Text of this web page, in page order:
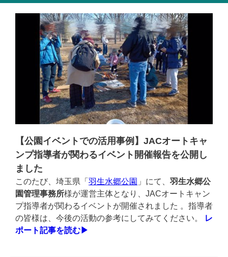
【公園イベントでの活用事例】JACオートキャ
ンプ指導者が関わるイベント開催報告を公開し
ました
このたび、埼玉県「 羽生水郷公園 」にて、 羽生水郷公
園管理事務所様が運営主体となり、JACオートキャン
プ指導者が関わるイベントが開催されました 。指導者
の皆様は、今後の活動の参考にしてみてください。
レ
ポート記事を読む▶